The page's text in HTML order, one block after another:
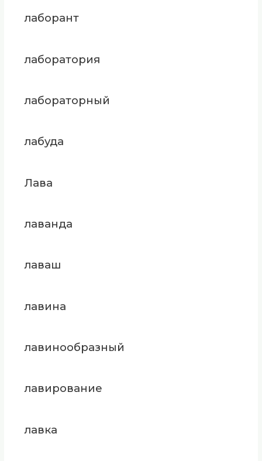
лаборант
лаборатория
лабораторный
лабуда
Лава
лаванда
лаваш
лавина
лавинообразный
лавирование
лавка